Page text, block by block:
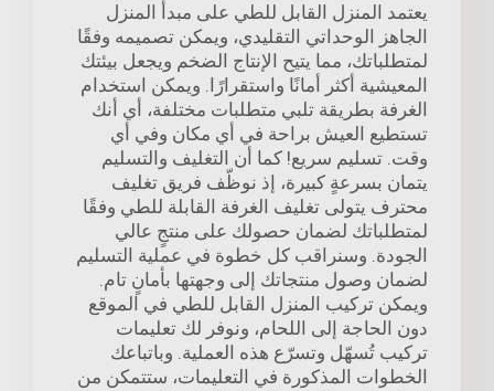
يعتمد المنزل القابل للطي على مبدأ المنزل
الجاهز الوحداتي التقليدي، ويمكن تصميمه وفقًا
لمتطلباتك، مما يتيح الإنتاج الضخم ويجعل بيئتك
المعيشية أكثر أمانًا واستقرارًا. ويمكن استخدام
الغرفة بطريقة تلبي متطلبات مختلفة، أي أنك
تستطيع العيش براحة في أي مكان وفي أي
وقت. تسليم سريع! كما أن التغليف والتسليم
يتمان بسرعةٍ كبيرة، إذ نوظّف فريق تغليف
محترف يتولى تغليف الغرفة القابلة للطي وفقًا
لمتطلباتك لضمان حصولك على منتجٍ عالي
الجودة. وسنراقب كل خطوة في عملية التسليم
لضمان وصول منتجاتك إلى وجهتها بأمانٍ تام.
ويمكن تركيب المنزل القابل للطي في الموقع
دون الحاجة إلى اللحام، ونوفر لك تعليمات
تركيب تُسهّل وتسرّع هذه العملية. وباتباعك
الخطوات المذكورة في التعليمات، ستتمكن من